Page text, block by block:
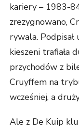
kariery – 1983-
zrezygnowano,
rywala.
kieszeni trafiała
przychodów z
Cruyffem na
wcześniej, a
Ale z De Kuip